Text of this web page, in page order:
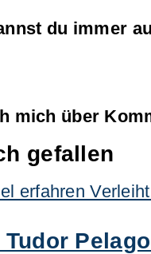
du immer
mich über
gefallen